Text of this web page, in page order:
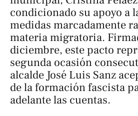
condicionado su apoyo a
medidas marcadamente
materia migratoria.
diciembre, este pacto
segunda ocasión
alcalde José Luis Sanz
de la formación fascista
adelante las cuentas.